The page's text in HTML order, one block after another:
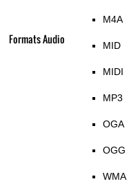
Formats Audio
M4A
MID
MIDI
MP3
OGA
OGG
WMA